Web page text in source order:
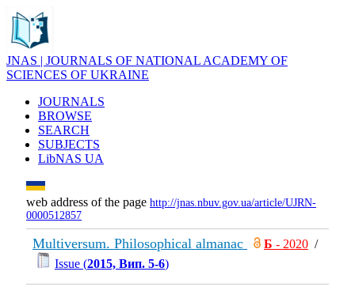
JNAS | JOURNALS OF NATIONAL ACADEMY OF
SCIENCES OF UKRAINE
JOURNALS
BROWSE
SEARCH
SUBJECTS
LibNAS UA
web address of the page http://jnas.nbuv.gov.ua/article/UJRN-
0000512857
Multiversum. Philosophical almanac Б - 2020 /
Issue (2015, Вип. 5-6)